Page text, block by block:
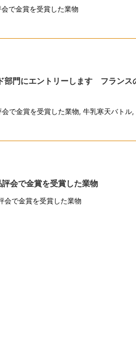
で金賞を受賞した業物
部門にエントリーします フラン
で金賞を受賞した業物, 牛乳寒天バトル,
会で金賞を受賞した業物
会で金賞を受賞した業物